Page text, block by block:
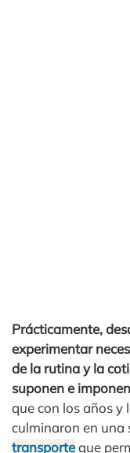
Prácticamente,
experimentar
de la rutina y la
suponen e
que con los años y
culminaron en una
transporteque